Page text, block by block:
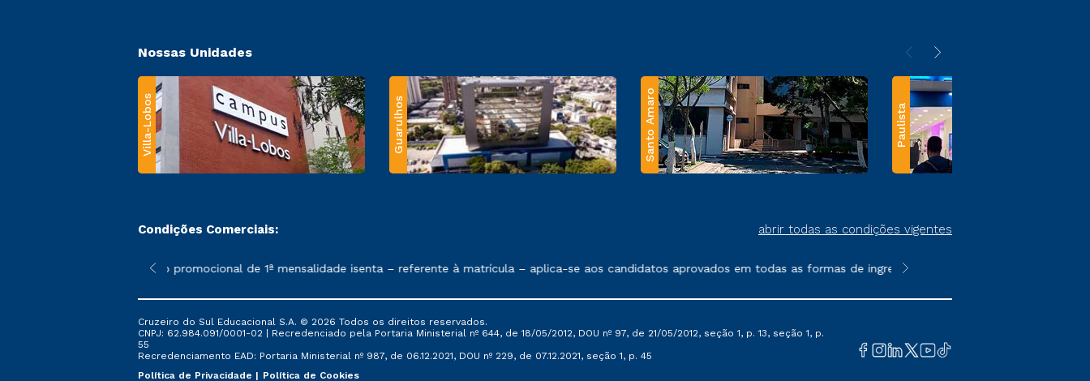
Nossas Unidades
Villa-Lobos Guarulhos Santo Amaro Paulista
Condições Comerciais: abrir todas as condições vigentes
sofrer alterações nos períodos de rematrícula conforme exposto no contrato de prestação de serviços.
*A condição promocional de 1ª mensalidade isenta – referente à matrícula – aplica-se aos candidatos aprovados em todas as formas de ingresso, exceto na prova on-line ou
**Semipresencial e EAD são
Cruzeiro do Sul Educacional S.A. © 2026 Todos os direitos reservados.
CNPJ: 62.984.091/0001-02 | Recredenciado pela Portaria Ministerial nº 644, de 18/05/2012, DOU nº 97, de 21/05/2012, seção 1, p. 13, seção 1, p.
55
Recredenciamento EAD: Portaria Ministerial nº 987, de 06.12.2021, DOU nº 229, de 07.12.2021, seção 1, p. 45
Política de Privacidade
Política de Cookies